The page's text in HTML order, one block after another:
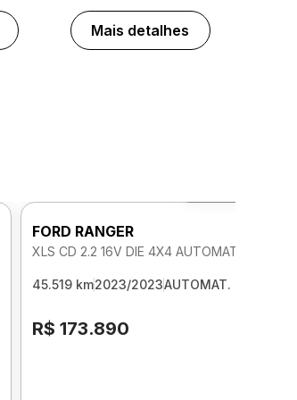
Mais detalhes
FORD RANGER
XLS CD 2.2 16V DIE 4X4 AUTOMATICO
45.519 km2023/2023AUTOMAT.
R$ 173.890